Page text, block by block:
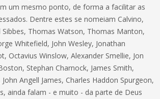
um mesmo ponto, de forma a facilitar as
Dentre estes se nomeiam Calvino,
Sibbes, Thomas Watson, Thomas Manton,
Whitefield, John Wesley, Jonathan
Octavius Winslow, Alexander Smellie, Jon
Stephan Charnock, James Smith,
Angell James, Charles Haddon Spurgeon,
ainda falam - e muito - da parte de Deus